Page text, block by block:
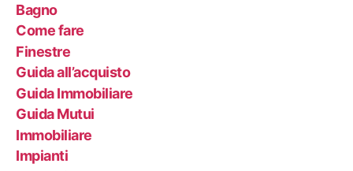
Bagno
Come fare
Finestre
Guida all’acquisto
Guida Immobiliare
Guida Mutui
Immobiliare
Impianti